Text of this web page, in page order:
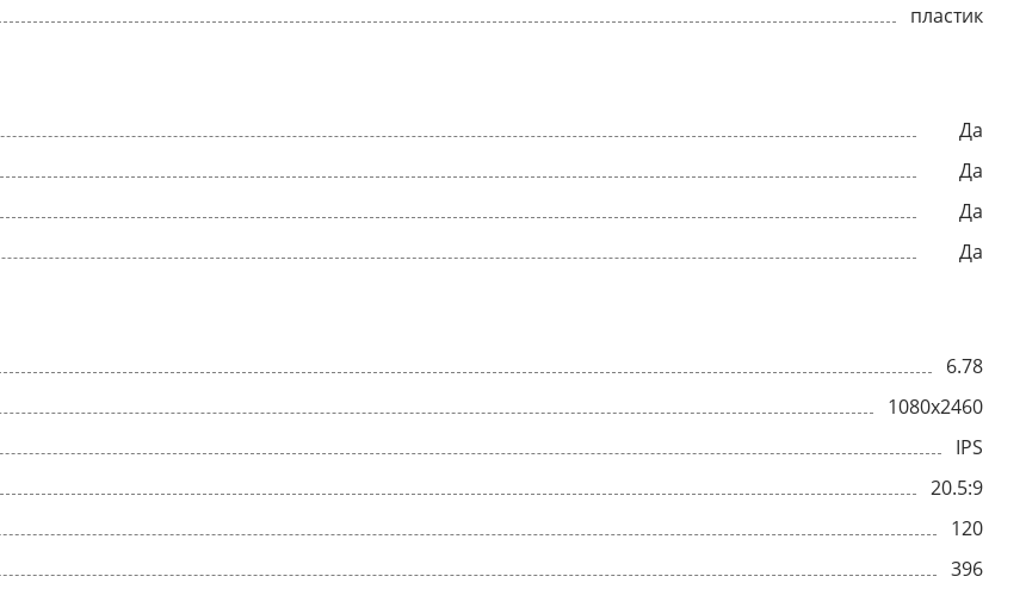
пластик
Да
Да
Да
Да
6.78
1080x2460
IPS
20.5:9
120
396